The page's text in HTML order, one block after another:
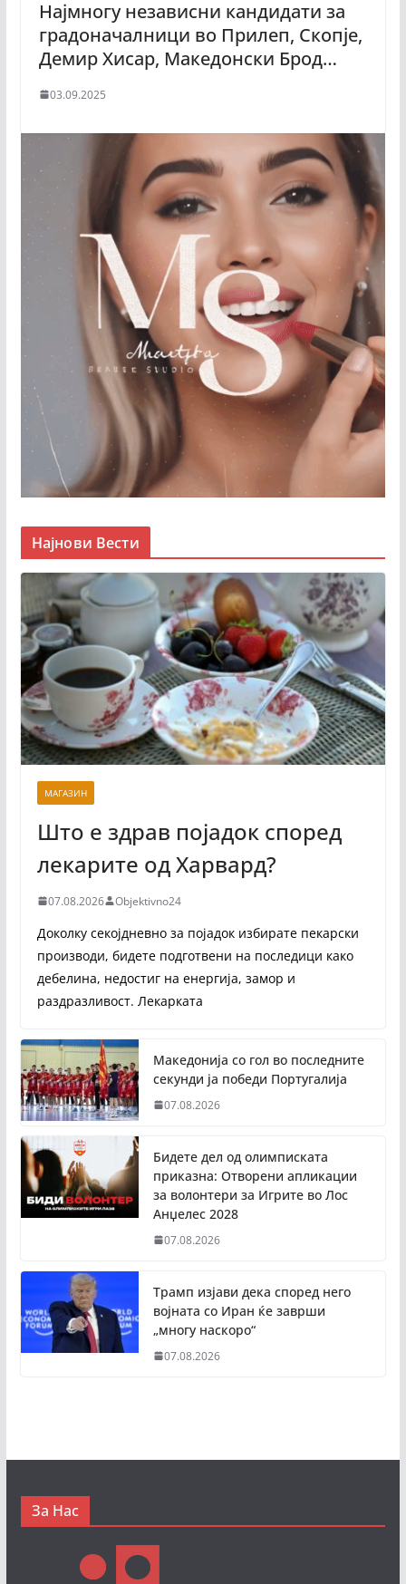
Најмногу независни кандидати за
градоначалници во Прилеп, Скопје,
Демир Хисар, Македонски Брод…
03.09.2025
Најнови Вести
МАГАЗИН
Што е здрав појадок според
лекарите од Харвард?
07.08.2026 Objektivno24
Доколку секојдневно за појадок избирате пекарски
производи, бидете подготвени на последици како
дебелина, недостиг на енергија, замор и
раздразливост. Лекарката
Македонија со гол во последните
секунди ја победи Португалија
07.08.2026
Бидете дел од олимписката
приказна: Отворени апликации
за волонтери за Игрите во Лос
Анџелес 2028
07.08.2026
Трамп изјави дека според него
војната со Иран ќе заврши
„многу наскоро“
07.08.2026
За Нас